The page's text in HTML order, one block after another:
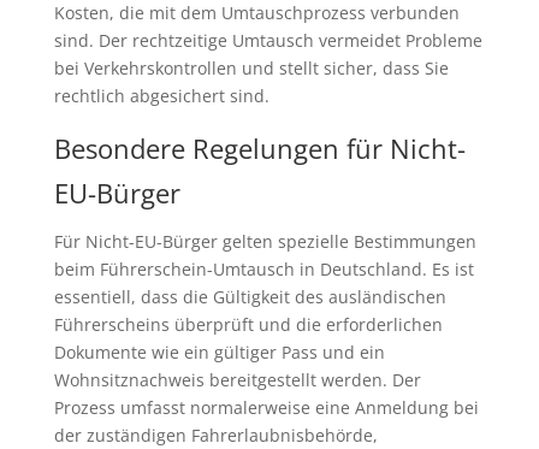
Kosten, die mit dem Umtauschprozess verbunden
sind. Der rechtzeitige Umtausch vermeidet Probleme
bei Verkehrskontrollen und stellt sicher, dass Sie
rechtlich abgesichert sind.
Besondere Regelungen für Nicht-
EU-Bürger
Für Nicht-EU-Bürger gelten spezielle Bestimmungen
beim Führerschein-Umtausch in Deutschland. Es ist
essentiell, dass die Gültigkeit des ausländischen
Führerscheins überprüft und die erforderlichen
Dokumente wie ein gültiger Pass und ein
Wohnsitznachweis bereitgestellt werden. Der
Prozess umfasst normalerweise eine Anmeldung bei
der zuständigen Fahrerlaubnisbehörde,